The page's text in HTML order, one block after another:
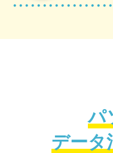
パ
データ